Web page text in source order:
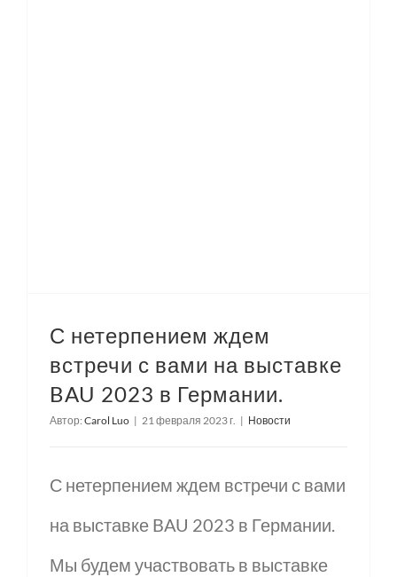
С нетерпением ждем
встречи с вами на выставке
BAU 2023 в Германии.
Автор: Carol Luo | 21 февраля 2023 г. | Новости
С нетерпением ждем встречи с вами
на выставке BAU 2023 в Германии.
Мы будем участвовать в выставке